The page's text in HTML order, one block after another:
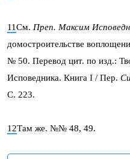
11См. Преп. Максим
домостроительстве
№ 50. Перевод цит. по изд.:
Исповедника. Книга I / Пер.
С. 223.
12Там же. №№ 48, 49.